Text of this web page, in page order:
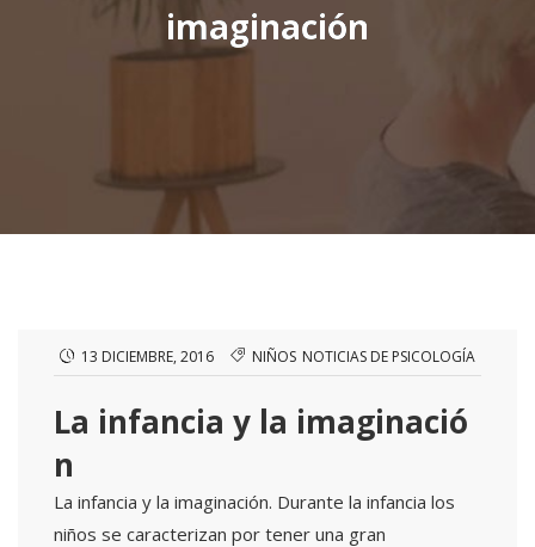
imaginación
13 DICIEMBRE, 2016 NIÑOS NOTICIAS DE PSICOLOGÍA
La infancia y la imaginació
n
La infancia y la imaginación. Durante la infancia los
niños se caracterizan por tener una gran